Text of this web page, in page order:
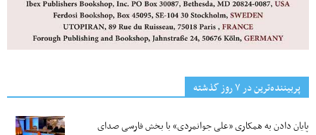
پربیننده‌ترین‌ در ۷ روز گذشته
پایان دادن به همکاری «علی جوانمردی» با بخش فارسی صدای